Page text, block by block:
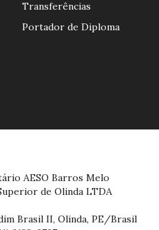
Transferências
Portador de Diploma
AESO Barros Melo
de Olinda LTDA
Brasil II, Olinda, PE/Brasil